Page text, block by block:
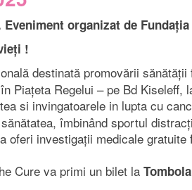
organizat de
!
destinată promovării
Piațeta Regelui – pe Bd Kiseleff,
si invingatoarele in lupta cu
îmbinând sportul
oferi investigații medicale
Cure va primi un bilet la